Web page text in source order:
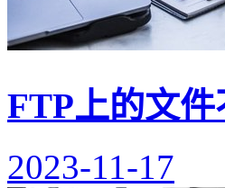
FTP上的文
2023-11-17